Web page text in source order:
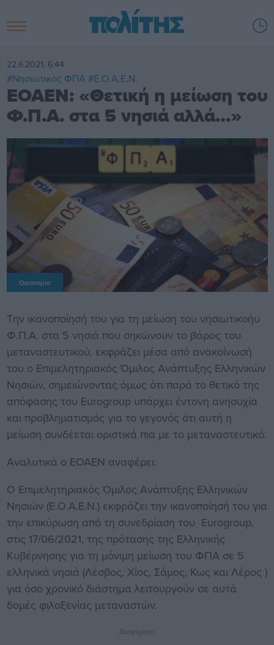
22.6.2021, 6:44
#Νησιωτικός ΦΠΑ #Ε.Ο.Α.Ε.Ν.
ΕΟΑΕΝ: «Θετική η μείωση του
Φ.Π.Α. στα 5 νησιά αλλά…»
Οικονομία
Την ικανοποίησή του για τη μείωση του νησιωτικοήυ
Φ.Π.Α. στα 5 νησιά που σηκώνουν το βάρος του
μεταναστευτικού, εκφράζει μέσα από ανακοίνωσή
του ο Επιμελητηριακός Όμιλος Ανάπτυξης Ελληνικών
Νησιών, σημειώνοντας όμως ότι παρά το θετικό της
απόφασης του Eurogroup υπάρχει έντονη ανησυχία
και προβληματισμός για το γεγονός ότι αυτή η
μείωση συνδέεται οριστικά πια με το μεταναστευτικό.
Αναλυτικά ο ΕΟΑΕΝ αναφέρει:
Ο Επιμελητηριακός Όμιλος Ανάπτυξης Ελληνικών
Νησιών (Ε.Ο.Α.Ε.Ν.) εκφράζει την ικανοποίησή του για
την επικύρωση από τη συνεδρίαση του Eurogroup,
στις 17/06/2021, της πρότασης της Ελληνικής
Κυβέρνησης για τη μόνιμη μείωση του ΦΠΑ σε 5
ελληνικά νησιά (Λέσβος, Χίος, Σάμος, Κως και Λέρος )
για όσο χρονικό διάστημα λειτουργούν σε αυτά
δομές φιλοξενίας μεταναστών.
Διαφήμιση